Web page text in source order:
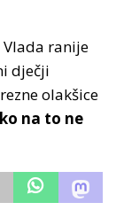
ranije
dječji
olakšice
na to ne